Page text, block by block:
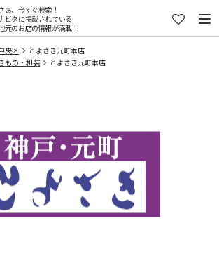
ぁ、今すぐ検索！
ビタに掲載されている
元のお店の情報が満載！
央区
とよさき元町本店
もの・和装 とよさき元町本店